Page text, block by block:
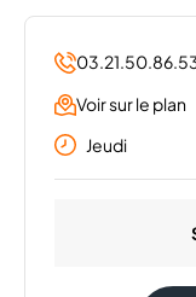
Voir sur le plan
Jeudi